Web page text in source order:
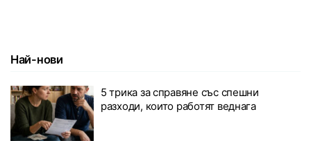
Най-нови
5 трика за справяне със спешни
разходи, които работят веднага